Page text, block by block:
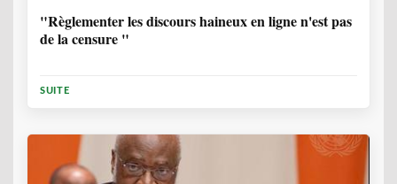
"Règlementer les discours haineux en ligne n'est pas
de la censure "
SUITE